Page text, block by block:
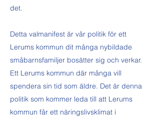
det.
Detta valmanifest är vår politik för ett
Lerums kommun dit många nybildade
småbarnsfamiljer bosätter sig och verkar.
Ett Lerums kommun där många vill
spendera sin tid som äldre. Det är denna
politik som kommer leda till att Lerums
kommun får ett näringslivsklimat i